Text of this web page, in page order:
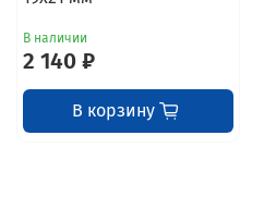
В наличии
2 140 ₽
В корзину